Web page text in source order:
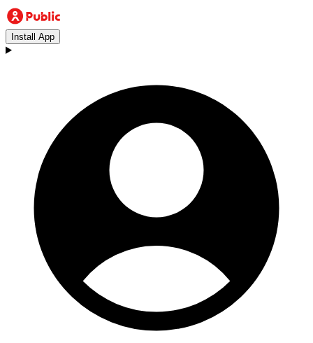
Install App